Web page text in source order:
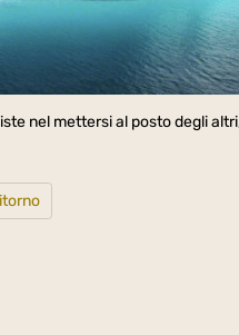
nel mettersi al posto degli